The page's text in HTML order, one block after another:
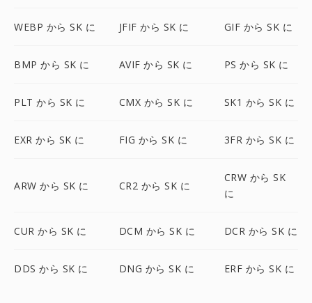
WEBP から SK に JFIF から SK に GIF から SK に
BMP から SK に AVIF から SK に PS から SK に
PLT から SK に CMX から SK に SK1 から SK に
EXR から SK に FIG から SK に 3FR から SK に
ARW から SK に CR2 から SK に
CRW から SK
に
CUR から SK に DCM から SK に DCR から SK に
DDS から SK に DNG から SK に ERF から SK に